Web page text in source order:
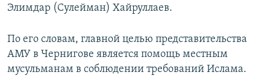
Элимдар (Сулейман) Хайруллаев.
По его словам, главной целью представительства
АМУ в Чернигове является помощь местным
мусульманам в соблюдении требований Ислама.